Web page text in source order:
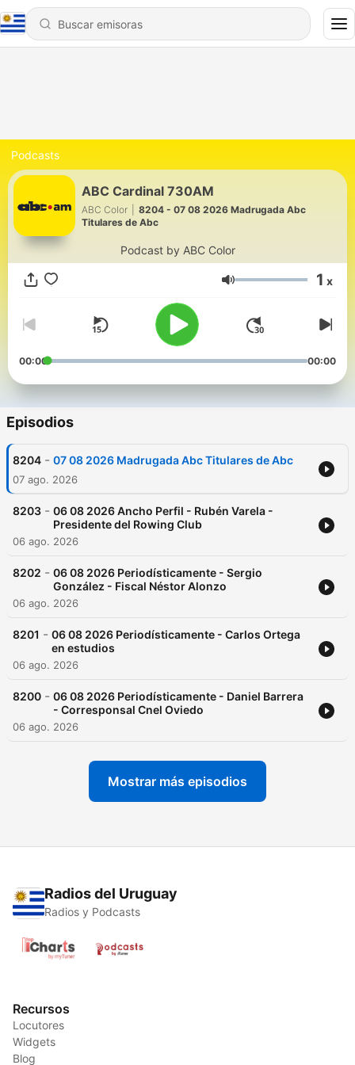
Podcasts
ABC Cardinal 730AM
ABC Color
8204 - 07 08 2026 Madrugada Abc
Titulares de Abc
Podcast by ABC Color
Volumen 1 x
00:00 00:00
Episodios
8204 - 07 08 2026 Madrugada Abc Titulares de Abc
07 ago. 2026
8203 - 06 08 2026 Ancho Perfil - Rubén Varela -
Presidente del Rowing Club
06 ago. 2026
8202 - 06 08 2026 Periodísticamente - Sergio
González - Fiscal Néstor Alonzo
06 ago. 2026
8201 - 06 08 2026 Periodísticamente - Carlos Ortega
en estudios
06 ago. 2026
8200 - 06 08 2026 Periodísticamente - Daniel Barrera
- Corresponsal Cnel Oviedo
06 ago. 2026
Mostrar más episodios
Radios del Uruguay
Radios y Podcasts
Recursos
Locutores
Widgets
Blog